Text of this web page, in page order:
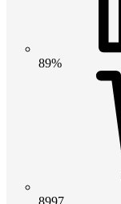
89%
8997